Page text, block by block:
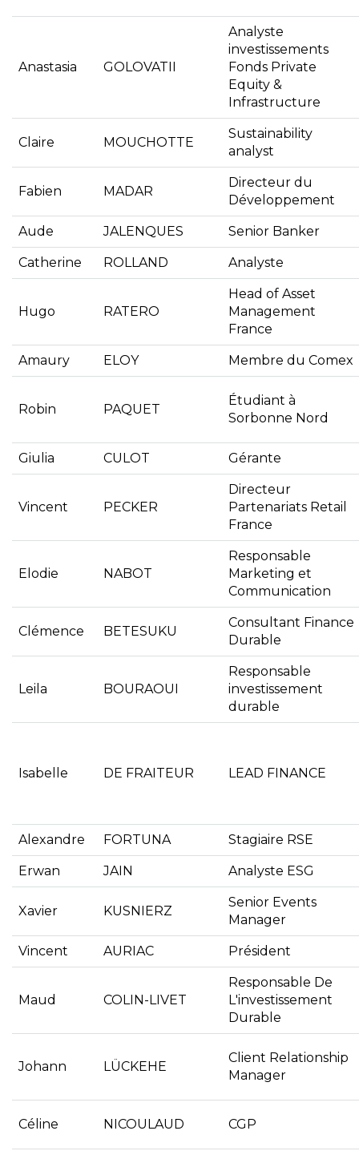
Anastasia GOLOVATII
Analyste
investissements
Fonds Private
Equity &
Infrastructure
Claire MOUCHOTTE
Sustainability
analyst
Fabien MADAR
Directeur du
Développement
Aude JALENQUES Senior Banker
Catherine ROLLAND Analyste
Hugo RATERO
Head of Asset
Management
France
Amaury ELOY Membre du Comex
Robin PAQUET
Étudiant à
Sorbonne Nord
Giulia CULOT Gérante
Vincent PECKER
Directeur
Partenariats Retail
France
Elodie NABOT
Responsable
Marketing et
Communication
Clémence BETESUKU
Consultant Finance
Durable
Leila BOURAOUI
Responsable
investissement
durable
Isabelle DE FRAITEUR LEAD FINANCE
Alexandre FORTUNA Stagiaire RSE
Erwan JAIN Analyste ESG
Xavier KUSNIERZ
Senior Events
Manager
Vincent AURIAC Président
Maud COLIN-LIVET
Responsable De
L'investissement
Durable
Johann LÜCKEHE
Client Relationship
Manager
Céline NICOULAUD CGP